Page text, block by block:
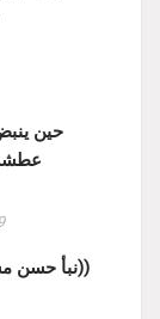
حين
عطشى
((الحصان - قصة قصيرة)) ((نبأ حسن مسلم))